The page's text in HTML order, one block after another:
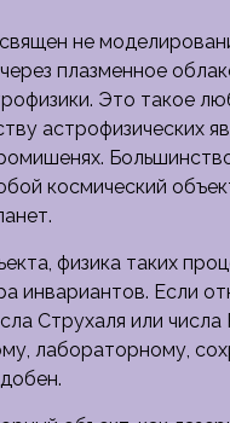
не
плазменное
Это такое
астрофизических
космический
физика таких
инвариантов. Если
Струхаля или
лабораторному,